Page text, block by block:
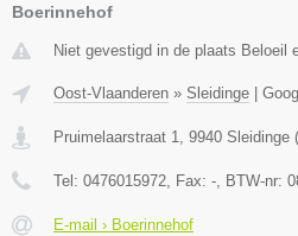
Boerinnehof
Niet gevestigd in de plaats Beloeil
Oost-Vlaanderen » Sleidinge
Pruimelaarstraat 1, 9940 Sleidinge (
Tel: 0476015972, Fax: -, BTW-nr:
E-mail › Boerinnehof